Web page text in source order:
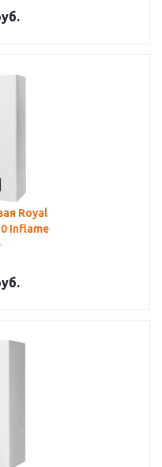
Royal
Inflame